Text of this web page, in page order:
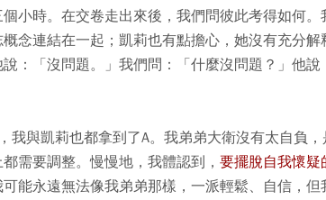
小時。在交卷走出來後，我們問彼此考得如何
念連結在一起；凱莉也有點擔心，她沒有充分
：「沒問題。」我們問：「什麼沒問題？」他說
我與凱莉也都拿到了A。我弟弟大衛沒有太自負，
需要調整。慢慢地，我體認到， 要擺脫自我懷疑
可能永遠無法像我弟弟那樣，一派輕鬆、自信，